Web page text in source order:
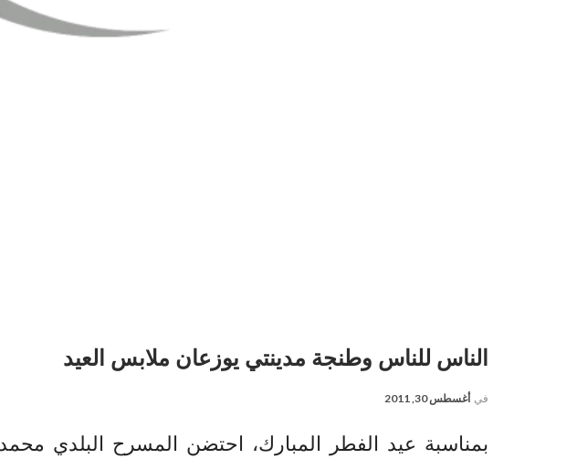
الناس للناس وطنجة مدينتي يوزعان ملابس العيد
في أغسطس 30, 2011
بمناسبة عيد الفطر المبارك، احتضن المسرح البلدي